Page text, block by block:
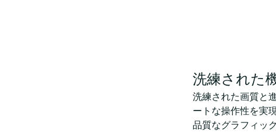
洗練された
洗練された画質と
ートな操作性を実
品質なグラフィッ